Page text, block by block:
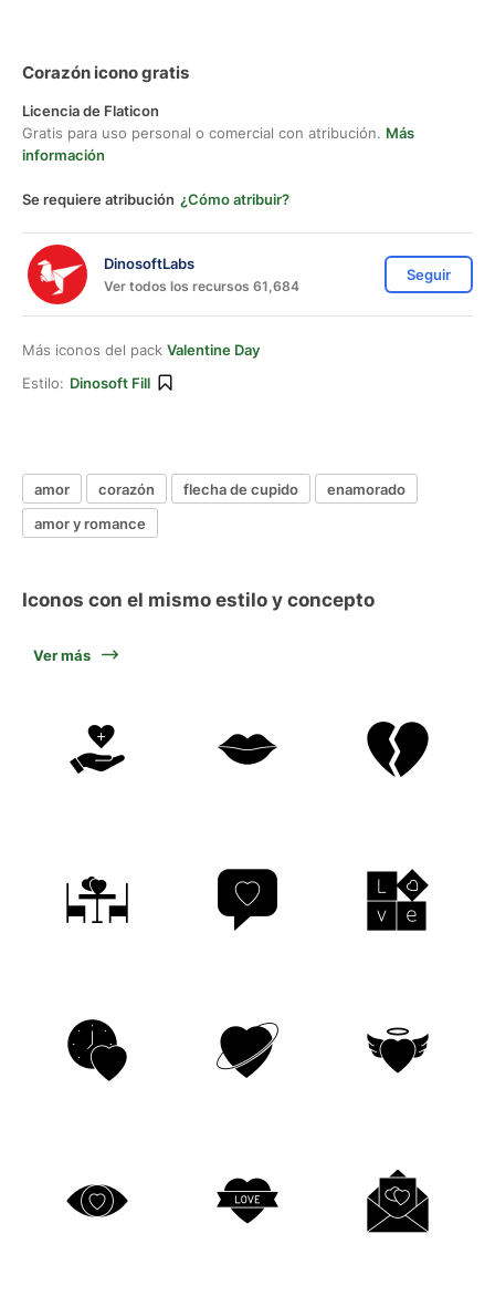
Corazón icono gratis
Licencia de Flaticon
Gratis para uso personal o comercial con atribución. Más
información
Se requiere atribución ¿Cómo atribuir?
DinosoftLabs
Ver todos los recursos 61,684
Seguir
Más iconos del pack Valentine Day
Estilo: Dinosoft Fill
amor corazón flecha de cupido
enamorado
amor y romance
Iconos con el mismo estilo y concepto
Ver más